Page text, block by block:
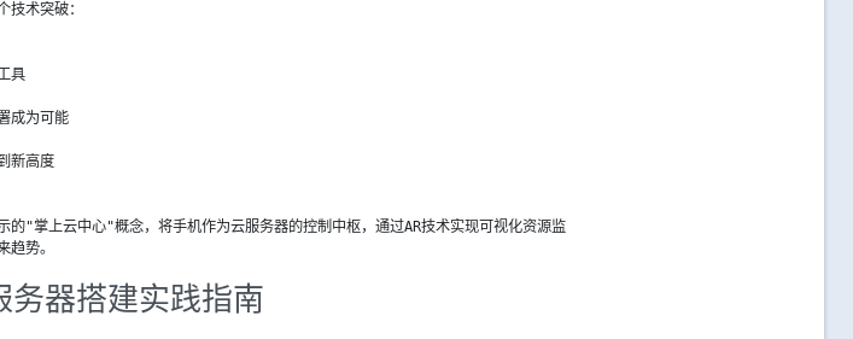
技术突破：
具
成为可能
新高度
的"掌上云中心"概念，将手机作为云服务器的控制中枢，通过AR技术实现可视化资源监
趋势。
务器搭建实践指南